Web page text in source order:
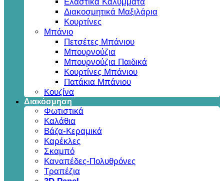
Διακοσμητικά Μαξιλάρια
Κουρτίνες
Μπάνιο
Πετσέτες Μπάνιου
Μπουρνούζια
Μπουρνούζια Παιδικά
Κουρτίνες Μπάνιου
Πατάκια Μπάνιου
Κουζίνα
Διακόσμηση
Φωτιστικά
Καλάθια
Βάζα-Κεραμικά
Καρέκλες
Σκαμπό
Καναπέδες-Πολυθρόνες
Τραπέζια